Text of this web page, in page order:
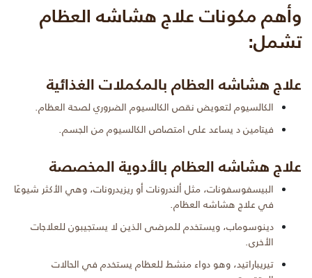
وأهم مكونات علاج هشاشه العظام
تشمل:
علاج هشاشه العظام بالمكملات الغذائية
الكالسيوم لتعويض نقص الكالسيوم الضروري لصحة العظام.
فيتامين د يساعد على امتصاص الكالسيوم من الجسم.
علاج هشاشه العظام بالأدوية المخصصة
البيسفوسفونات، مثل ألندرونات أو ريزيدرونات، وهي الأكثر شيوعًا
في علاج هشاشه العظام.
دينوسوماب، ويستخدم للمرضى الذين لا يستجيبون للعلاجات
الأخرى.
تيريباراتيد، وهو دواء منشط للعظام يستخدم في الحالات